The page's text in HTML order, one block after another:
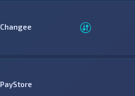
Changee
PayStore